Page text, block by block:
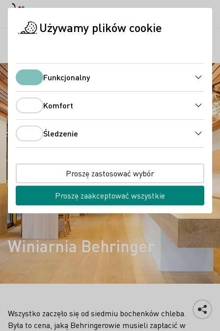
Winiarnia Behringer
Wszystko zaczęło się od siedmiu bochenków chleba.
Była to cena, jaką Behringerowie musieli zapłacić w
Używamy plików cookie
Funkcjonalny
Komfort
Śledzenie
Proszę zastosować wybór
Proszę zaakceptować wszystkie